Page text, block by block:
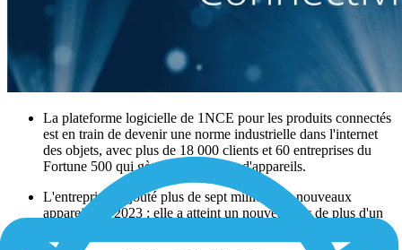
La plateforme logicielle de 1NCE pour les produits connectés
est en train de devenir une norme industrielle dans l'internet
des objets, avec plus de 18 000 clients et 60 entreprises du
Fortune 500 qui gèrent 22 millions d'appareils.
L'entreprise a ajouté plus de sept millions de nouveaux
appareils en 2023 ; elle a atteint un nouveau pic de plus d'un